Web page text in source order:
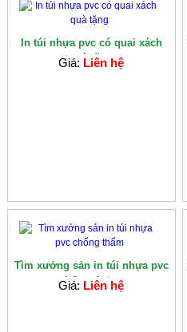
In túi nhựa pvc có quai xách
quà tặng
Giá: Liên hệ
Tìm xưởng sản in túi nhựa pvc
chống th�...
Giá: Liên hệ